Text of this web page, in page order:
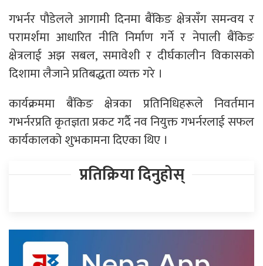
गभर्नर पौडेलले आगामी दिनमा बैंकिङ क्षेत्रसँग समन्वय र
परामर्शमा आधारित नीति निर्माण गर्ने र नेपाली बैंकिङ
क्षेत्रलाई अझ सबल, समावेशी र दीर्घकालीन विकासको
दिशामा लैजाने प्रतिबद्धता व्यक्त गरे ।
कार्यक्रममा बैंकिङ क्षेत्रका प्रतिनिधिहरूले निवर्तमान
गभर्नरप्रति कृतज्ञता प्रकट गर्दै नव नियुक्त गभर्नरलाई सफल
कार्यकालको शुभकामना दिएका थिए ।
प्रतिक्रिया दिनुहोस्